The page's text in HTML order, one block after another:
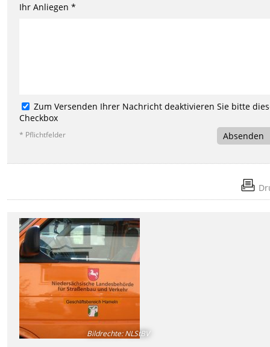
Ihr Anliegen *
Zum Versenden Ihrer Nachricht deaktivieren Sie bitte
Checkbox
* Pflichtfelder Absenden
Bildrechte:NLStBV